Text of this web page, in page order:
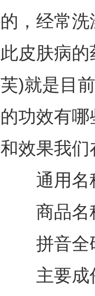
的，经常
此皮肤病
芙)就是目
的功效有哪
和效果我们
通用名
商品名
拼音全
主要